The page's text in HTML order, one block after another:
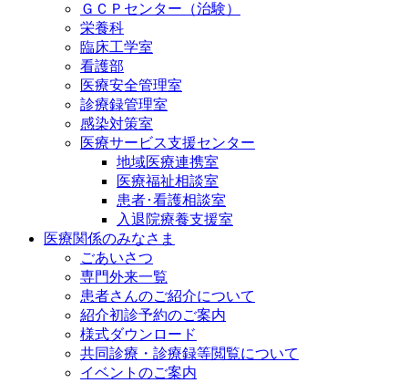
ＧＣＰセンター（治験）
栄養科
臨床工学室
看護部
医療安全管理室
診療録管理室
感染対策室
医療サービス支援センター
地域医療連携室
医療福祉相談室
患者･看護相談室
入退院療養支援室
医療関係のみなさま
ごあいさつ
専門外来一覧
患者さんのご紹介について
紹介初診予約のご案内
様式ダウンロード
共同診療・診療録等閲覧について
イベントのご案内